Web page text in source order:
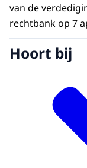
van de
rechtbank op 7
Hoort bij